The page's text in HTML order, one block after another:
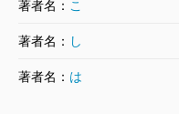
著者名： こ
著者名： し
著者名： は